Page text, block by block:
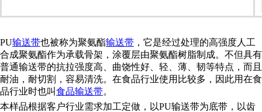
PU输送带也被称为聚氨酯输送带 ，它是经过处理的高强度人工
合成聚氨酯作为承载骨架，涂覆层由聚氨酯树脂制成。不但具有
普通输送带的抗拉强度高、曲饶性好、轻、薄、韧等特点，而且
耐油，耐切割，容易清洗。在食品行业使用比较多，因此用在食
品行业时也叫食品输送带。
本样品根据客户行业需求加工定做，以PU输送带为底带，以齿